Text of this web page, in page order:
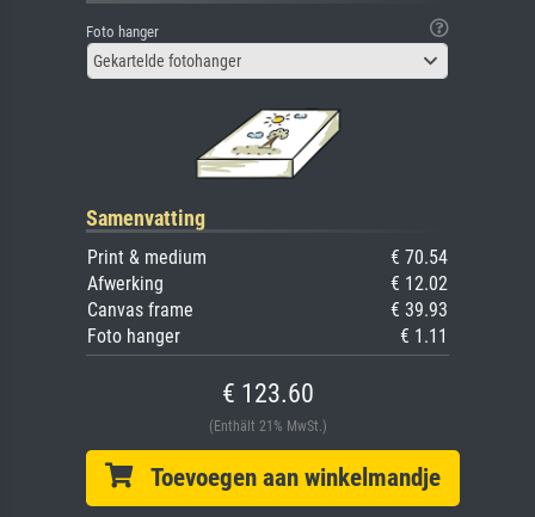
Foto hanger
Gekartelde fotohanger
Samenvatting
Print & medium
€ 70.54
Afwerking
€ 12.02
Canvas frame
€ 39.93
Foto hanger
€ 1.11
€ 123.60
(Enthält 21% MwSt.)
Toevoegen aan winkelmandje